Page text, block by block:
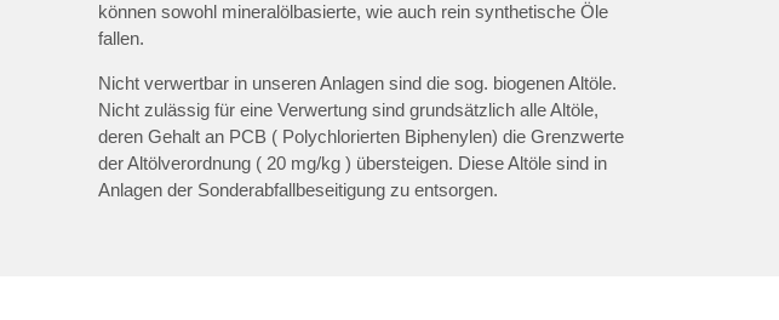
können sowohl mineralölbasierte, wie auch rein synthetische Öle
fallen.
Nicht verwertbar in unseren Anlagen sind die sog. biogenen Altöle.
Nicht zulässig für eine Verwertung sind grundsätzlich alle Altöle,
deren Gehalt an PCB ( Polychlorierten Biphenylen) die Grenzwerte
der Altölverordnung ( 20 mg/kg ) übersteigen. Diese Altöle sind in
Anlagen der Sonderabfallbeseitigung zu entsorgen.